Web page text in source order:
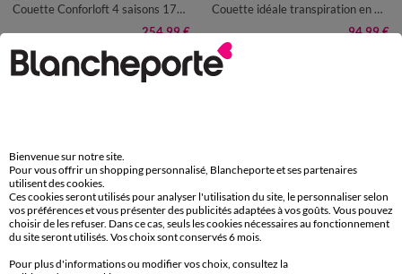
Couette Conforloft 4 saisons 175 g/m² + 300 g/m²
254,99 €
-50% dès 2 art Code 899013
Couette idéale transpiration en microfibre QuickDry® 400 g/m²
94,99 €
-50% dès 2 art Code 899013
Bienvenue sur notre site.
Pour vous offrir un shopping personnalisé, Blancheporte et ses partenaires
utilisent des cookies.
Ces cookies seront utilisés pour analyser l'utilisation du site, le personnaliser selon
vos préférences et vous présenter des publicités adaptées à vos goûts. Vous pouvez
choisir de les refuser. Dans ce cas, seuls les cookies nécessaires au fonctionnement
du site seront utilisés. Vos choix sont conservés 6 mois.
Pour plus d'informations ou modifier vos choix, consultez la